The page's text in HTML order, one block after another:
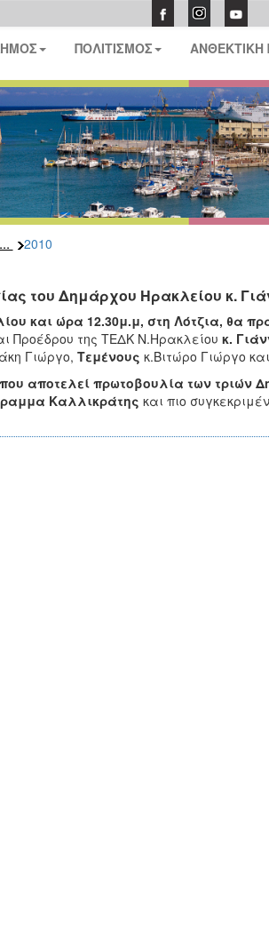
ΠΟΛΙΤΙΣΜΟΣ ΑΝΘΕΚΤΙΚΗ
2010
του Δημάρχου Ηρακλείου κ.
και ώρα 12.30μ.μ, στη Λότζια, θα
Προέδρου της ΤΕΔΚ Ν.Ηρακλείου κ.
Γιώργο, Τεμένους κ.Βιτώρο Γιώργο και
που αποτελεί πρωτοβουλία των τριών
Καλλικράτης και πιο